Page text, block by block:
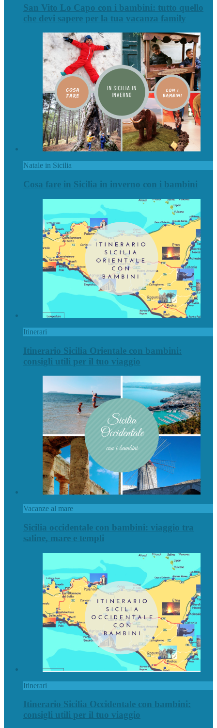
San Vito Lo Capo con i bambini: tutto quello
che devi sapere per la tua vacanza family
Natale in Sicilia
Cosa fare in Sicilia in inverno con i bambini
Itinerari
Itinerario Sicilia Orientale con bambini:
consigli utili per il tuo viaggio
Vacanze al mare
Sicilia occidentale con bambini: viaggio tra
saline, mare e templi
Itinerari
Itinerario Sicilia Occidentale con bambini:
consigli utili per il tuo viaggio